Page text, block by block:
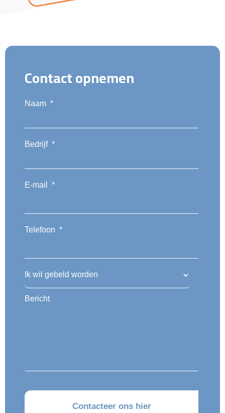
Contact opnemen
Naam *
Bedrijf *
E-mail *
Telefoon *
Ik wil gebeld worden
Bericht
CAPTCHA